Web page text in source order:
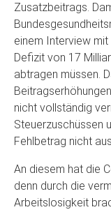
Zusatzbeitrags.
einem Interview
Defizit von 17
abtragen müssen.
nicht vollständig
Steuerzuschüssen
Fehlbetrag nicht
An diesem hat die
denn durch die
Arbeitslosigkeit